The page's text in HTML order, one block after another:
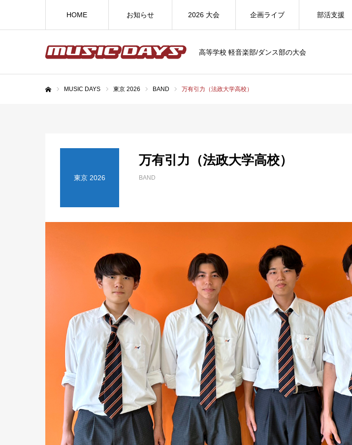
高等学校 軽音楽部/ダンス部の大会
HOME お知らせ 2026 大会 企画ライブ 部活支援
MUSIC DAYS 東京 2026 BAND 万有引力（法政大学高校）
東京 2026
万有引力（法政大学高校）
BAND